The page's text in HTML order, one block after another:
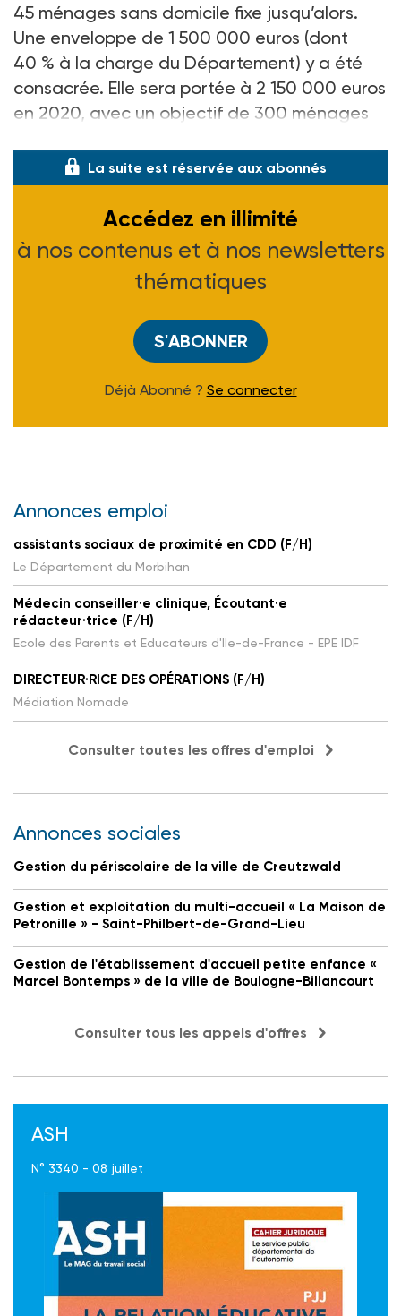
45 ménages sans domicile fixe jusqu’alors.
Une enveloppe de 1 500 000 euros (dont
40 % à la charge du Département) y a été
consacrée. Elle sera portée à 2 150 000 euros
en 2020, avec un objectif de 300 ménages
La suite est réservée aux abonnés
Accédez en illimité
à nos contenus et à nos newsletters
thématiques
S'ABONNER
Déjà Abonné ? Se connecter
Annonces emploi
assistants sociaux de proximité en CDD (F/H)
Le Département du Morbihan
Médecin conseiller·e clinique, Écoutant·e
rédacteur·trice (F/H)
Ecole des Parents et Educateurs d'Ile-de-France - EPE IDF
DIRECTEUR·RICE DES OPÉRATIONS (F/H)
Médiation Nomade
Consulter toutes les offres d'emploi
Annonces sociales
Gestion du périscolaire de la ville de Creutzwald
Gestion et exploitation du multi-accueil « La Maison de
Petronille » - Saint-Philbert-de-Grand-Lieu
Gestion de l'établissement d'accueil petite enfance «
Marcel Bontemps » de la ville de Boulogne-Billancourt
Consulter tous les appels d'offres
ASH
N° 3340 - 08 juillet